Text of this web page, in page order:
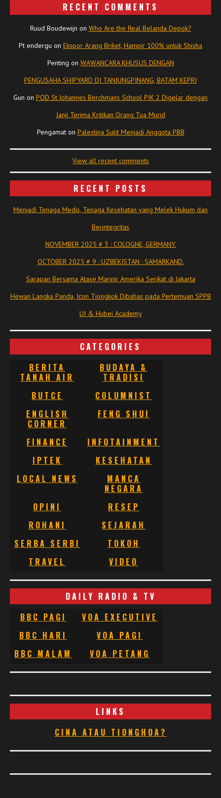
RECENT COMMENTS
Ruud Boudewijn on Who Are the Real Belanda Depok?
Pt endergu on Ekspor Arang Briket, Hampir 100% untuk Shisha
Penting on WAWANCARA KHUSUS DENGAN
PENGUSAHA SHIPYARD DI TANJUNGPINANG, BATAM KEPRI
Gun on POD St Johannes Berchmans School PIK 2 Digelar dengan
Janji Terima Kritikan Orang Tua Murid
Pengamaton Palestina Sulit Menjadi Anggota PBB
View all recent comments
RECENT POSTS
Menjadi Tenaga Medis, Tenaga Kesehatan yang Melek Hukum dan
Berintegritas
NOVEMBER 2025 # 3 : COLOGNE, GERMANY.
OCTOBER 2025 # 9 : UZBEKISTAN : SAMARKAND.
Sarapan Bersama Atase Marinir Amerika Serikat di Jakarta
Hewan Langka Panda, Icon Tiongkok Dibahas pada Pertemuan SPPB
UI & Hubei Academy
CATEGORIES
BERITA
TANAH AIR
BUDAYA &
TRADISI
BUTCE
COLUMNIST
ENGLISH
CORNER
FENG SHUI
FINANCE
INFOTAINMENT
IPTEK
KESEHATAN
LOCAL NEWS
MANCA
NEGARA
OPINI
RESEP
ROHANI
SEJARAH
SERBA SERBI
TOKOH
TRAVEL
VIDEO
DAILY RADIO & TV
BBC PAGI
VOA EXECUTIVE
BBC HARI
VOA PAGI
BBC MALAM
VOA PETANG
LINKS
CINA ATAU TIONGHOA?